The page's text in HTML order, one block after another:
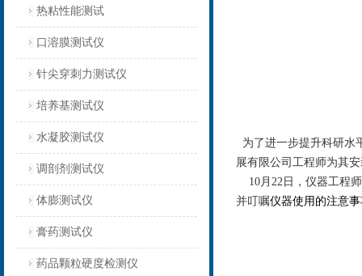
热粘性能测试
口溶膜测试仪
针尖穿刺力测试仪
培养基测试仪
水凝胶测试仪
调剖剂测试仪
体膨测试仪
膏药测试仪
药品颗粒硬度检测仪
为了进一步提升科研水
展有限公司工程师为其
10月 22 日，仪器工程
并叮嘱仪器使用的注意